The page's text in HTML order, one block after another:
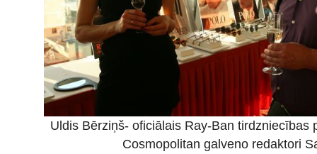
Uldis Bērziņš- oficiālais Ray-Ban tirdzniecības
Cosmopolitan galveno redaktori